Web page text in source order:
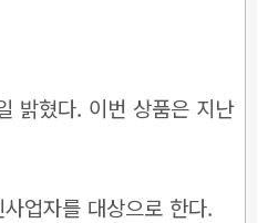
밝혔다. 이번 상품은 지난
업자를 대상으로 한다.